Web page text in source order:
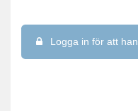
Logga in för att